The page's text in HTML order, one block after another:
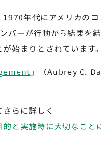
年代にアメリカの
バーが行動から結果を
始まりとされています。
」（Aubrey C.
らに詳しく
と実施時に大切なこと